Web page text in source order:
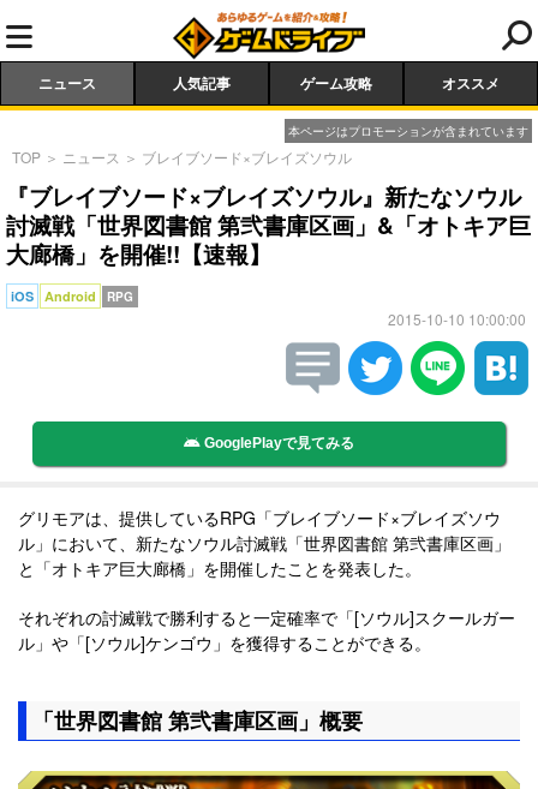
ニュース 人気記事 ゲーム攻略 オススメ
本ページはプロモーションが含まれています
TOP ＞ ニュース ＞ ブレイブソード×ブレイズソウル
『ブレイブソード×ブレイズソウル』新たなソウル
討滅戦「世界図書館 第弐書庫区画」&「オトキア巨
大廊橋」を開催!!【速報】
iOS Android RPG
2015-10-10 10:00:00
GooglePlayで見てみる
グリモアは、提供しているRPG「ブレイブソード×ブレイズソウ
ル」において、新たなソウル討滅戦「世界図書館 第弐書庫区画」
と「オトキア巨大廊橋」を開催したことを発表した。
それぞれの討滅戦で勝利すると一定確率で「[ソウル]スクールガー
ル」や「[ソウル]ケンゴウ」を獲得することができる。
「世界図書館 第弐書庫区画」概要